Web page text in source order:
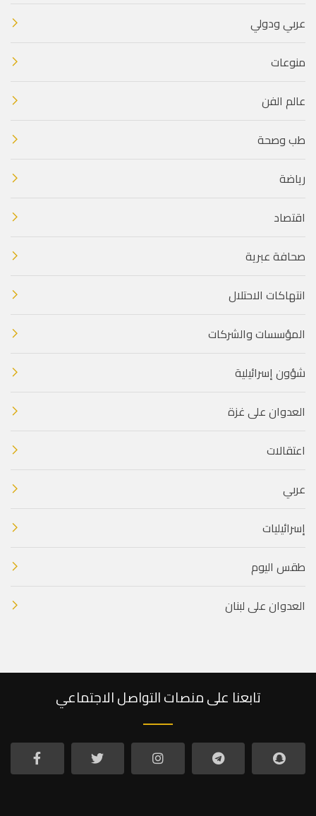
عربي ودولي
منوعات
عالم الفن
طب وصحة
رياضة
اقتصاد
صحافة عبرية
انتهاكات الاحتلال
المؤسسات والشركات
شؤون إسرائيلية
العدوان على غزة
اعتقالات
عربي
إسرائيليات
طقس اليوم
العدوان على لبنان
تابعنا على منصات التواصل الاجتماعي